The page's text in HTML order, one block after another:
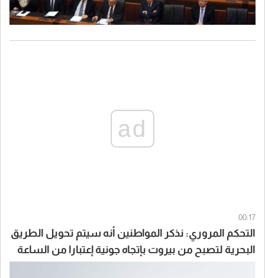
ad
00:17
التحكم المروري: نذكر المواطنين أنه سيتم تحويل الطريق
البحرية لتصبح من بيروت بإتجاه جونية إعتبارا من الساعة